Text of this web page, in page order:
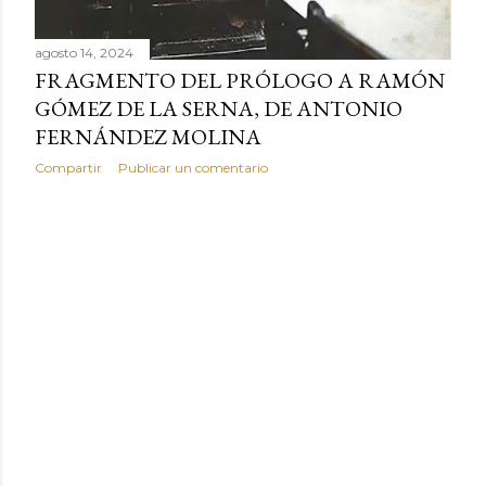
agosto 14, 2024
FRAGMENTO DEL PRÓLOGO A RAMÓN
GÓMEZ DE LA SERNA, DE ANTONIO
FERNÁNDEZ MOLINA
Compartir Publicar un comentario